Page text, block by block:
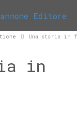
Una storia in
in